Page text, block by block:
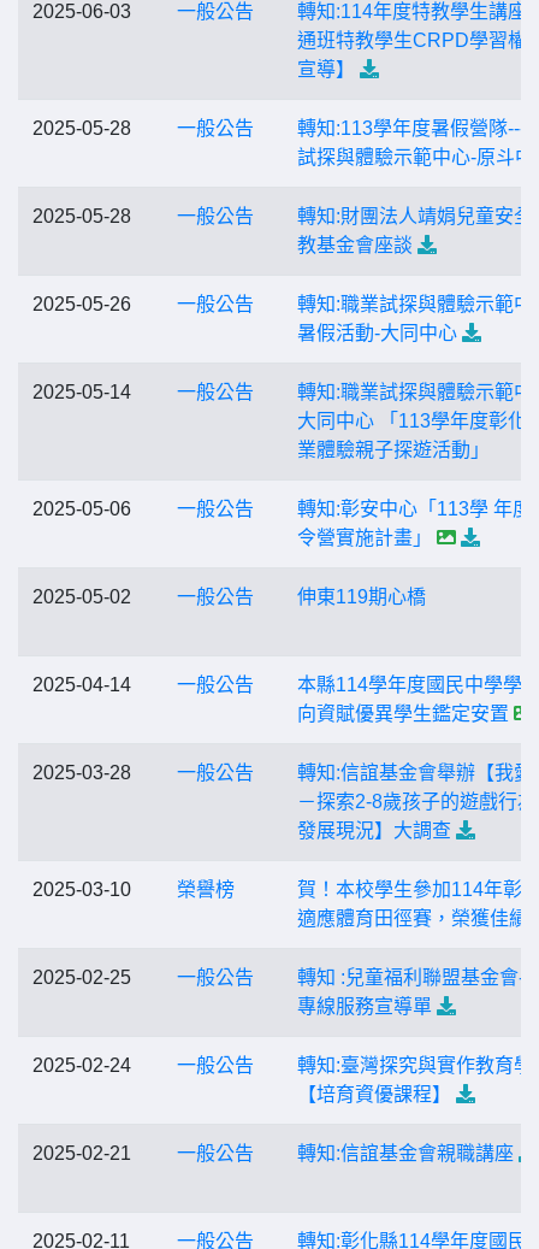
2025-06-03 一般公告
轉知:114年度特教學生講座
通班特教學生CRPD學習權
宣導】
2025-05-28 一般公告
轉知:113學年度暑假營隊---
試探與體驗示範中心-原斗中
2025-05-28 一般公告
轉知:財團法人靖娟兒童安全
教基金會座談
2025-05-26 一般公告
轉知:職業試探與體驗示範中
暑假活動-大同中心
2025-05-14 一般公告
轉知:職業試探與體驗示範中
大同中心 「113學年度彰化
業體驗親子探遊活動」
2025-05-06 一般公告
轉知:彰安中心「113學 年度
令營實施計畫」
2025-05-02 一般公告 伸東119期心橋
2025-04-14 一般公告
本縣114學年度國民中學學
向資賦優異學生鑑定安置
2025-03-28 一般公告
轉知:信誼基金會舉辦【我愛
－探索2-8歲孩子的遊戲行
發展現況】大調查
2025-03-10 榮譽榜
賀！本校學生參加114年彰
適應體育田徑賽，榮獲佳績
2025-02-25 一般公告
轉知 :兒童福利聯盟基金會-
專線服務宣導單
2025-02-24 一般公告
轉知:臺灣探究與實作教育學
【培育資優課程】
2025-02-21 一般公告 轉知:信誼基金會親職講座
2025-02-11 一般公告 轉知:彰化縣114學年度國民